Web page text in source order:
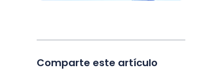
Comparte este artículo